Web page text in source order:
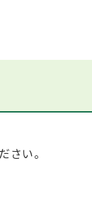
さい。